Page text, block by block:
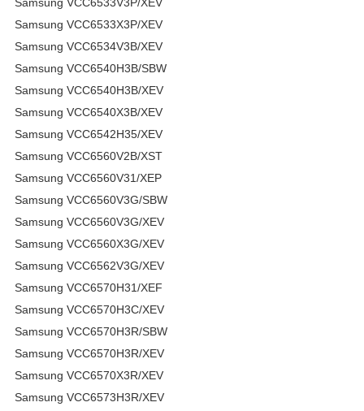
Samsung VCC6533X3P/XEV
Samsung VCC6534V3B/XEV
Samsung VCC6540H3B/SBW
Samsung VCC6540H3B/XEV
Samsung VCC6540X3B/XEV
Samsung VCC6542H35/XEV
Samsung VCC6560V2B/XST
Samsung VCC6560V31/XEP
Samsung VCC6560V3G/SBW
Samsung VCC6560V3G/XEV
Samsung VCC6560X3G/XEV
Samsung VCC6562V3G/XEV
Samsung VCC6570H31/XEF
Samsung VCC6570H3C/XEV
Samsung VCC6570H3R/SBW
Samsung VCC6570H3R/XEV
Samsung VCC6570X3R/XEV
Samsung VCC6573H3R/XEV